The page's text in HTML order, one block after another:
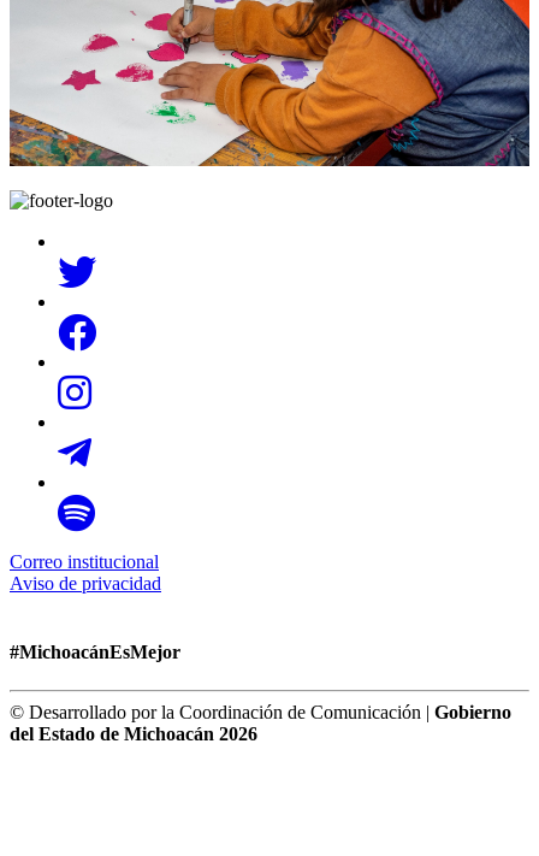
Correo institucional
Aviso de privacidad
#MichoacánEsMejor
© Desarrollado por la Coordinación de Comunicación | Gobierno
del Estado de Michoacán 2026